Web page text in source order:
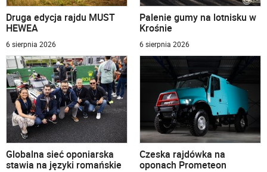
Druga edycja rajdu MUST
HEWEA
6 sierpnia 2026
Palenie gumy na lotnisku w
Krośnie
6 sierpnia 2026
Globalna sieć oponiarska
stawia na języki romańskie
Czeska rajdówka na
oponach Prometeon